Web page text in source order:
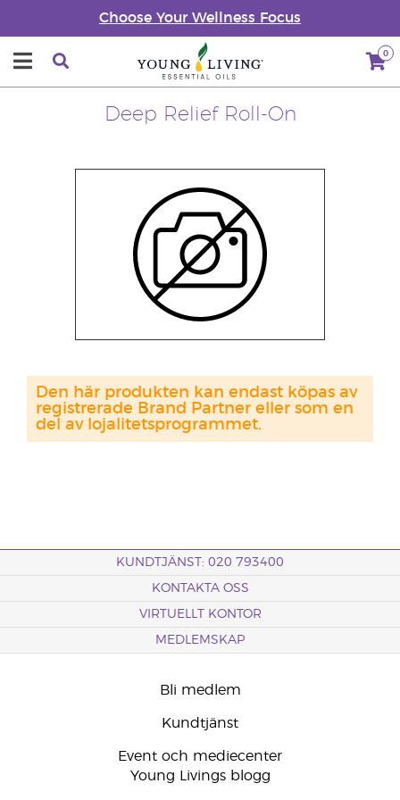
Choose Your Wellness Focus
0
Deep Relief Roll-On
Den här produkten kan endast köpas av
registrerade Brand Partner eller som en
del av lojalitetsprogrammet.
KUNDTJÄNST: 020 793400
KONTAKTA OSS
VIRTUELLT KONTOR
MEDLEMSKAP
Bli medlem
Kundtjänst
Event och mediecenter
Young Livings blogg